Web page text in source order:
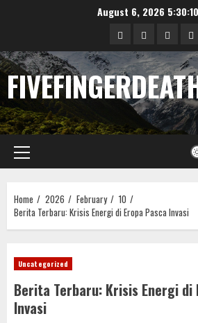
August 6, 2026
Sample
Page
Togeltogel
Primary
Menu
Home 2026 February
10
Berita Terbaru: Krisis Energi di Eropa Pasca Invasi
Uncategorized
Berita Terbaru: Krisis Energi di
Invasi